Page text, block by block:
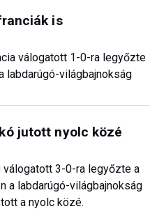
is
válogatott 1-0-ra legyőzte
labdarúgó-világbajnokság
jutott nyolc közé
3-0-ra legyőzte a
a labdarúgó-világbajnokság
a nyolc közé.